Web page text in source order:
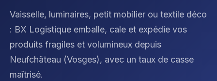
Vaisselle, luminaires, petit mobilier ou textile déco
: BX Logistique emballe, cale et expédie vos
produits fragiles et volumineux depuis
Neufchâteau (Vosges), avec un taux de casse
maîtrisé.